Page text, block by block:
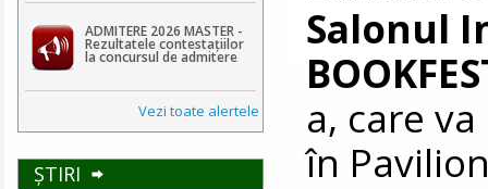
ADMITERE 2026 MASTER -
Rezultatele contestaţiilor
la concursul de admitere
Vezi toate alertele
ŞTIRI
Salonul
a, care
în